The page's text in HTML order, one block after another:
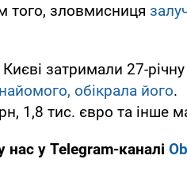
того, зловмисниця
затримали 27-
обікрала його.
1,8 тис. євро та інше
нас у Telegram-каналі